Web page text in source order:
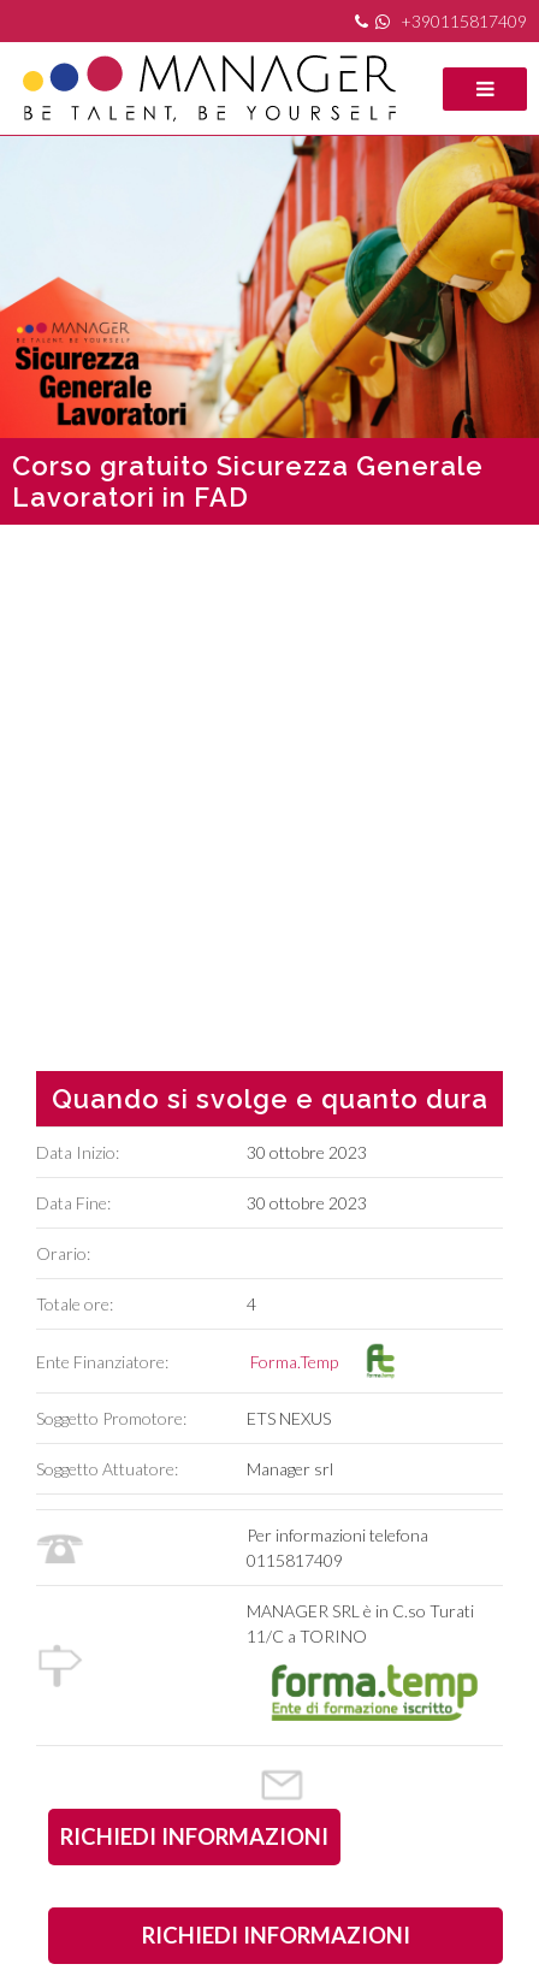
+390115817409
Corso gratuito Sicurezza Generale
Lavoratori in FAD
RICHIEDI INFORMAZIONI
Quando si svolge e quanto dura
Data Inizio: 30 ottobre 2023
Data Fine: 30 ottobre 2023
Orario:
Totale ore: 4
Ente Finanziatore: Forma.Temp
Soggetto Promotore: ETS NEXUS
Soggetto Attuatore: Manager srl
Per informazioni telefona
0115817409
MANAGER SRL è in C.so Turati
11/C a TORINO
RICHIEDI INFORMAZIONI